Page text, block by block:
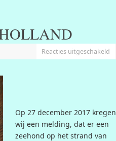
Reacties uitgeschakeld
Op 27 december 2017 kregen
wij een melding, dat er een
zeehond op het strand van